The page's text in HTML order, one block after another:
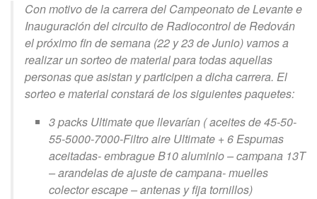
Con motivo de la carrera del Campeonato de Levante e
Inauguración del circuito de Radiocontrol de Redován
el próximo fin de semana (22 y 23 de Junio) vamos a
realizar un sorteo de material para todas aquellas
personas que asistan y participen a dicha carrera. El
sorteo e material constará de los siguientes paquetes:
3 packs Ultimate que llevarían ( aceites de 45-50-
55-5000-7000-Filtro aire Ultimate + 6 Espumas
aceitadas- embrague B10 aluminio – campana 13T
– arandelas de ajuste de campana- muelles
colector escape – antenas y fija tornillos)